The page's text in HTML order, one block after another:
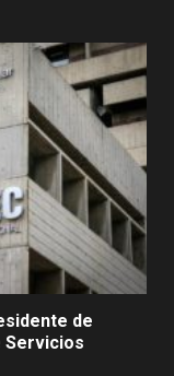
de
Servicios